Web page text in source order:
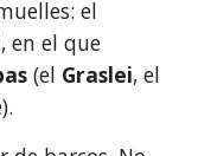
, en el que
(el Graslei, el